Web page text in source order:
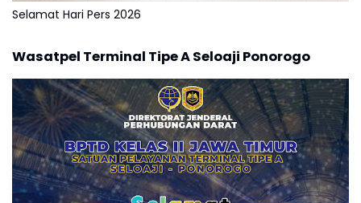
Selamat Hari Pers 2026
Wasatpel Terminal Tipe A Seloaji Ponorogo